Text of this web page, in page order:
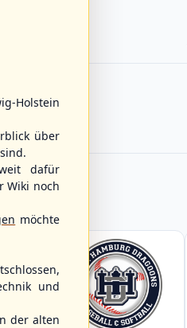
Holstein
über
dafür
Wiki noch
möchte
und
der alten